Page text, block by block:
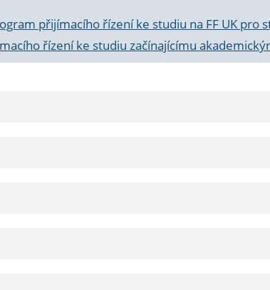
přijímacího řízení ke studiu na FF UK pro
řízení ke studiu začínajícímu